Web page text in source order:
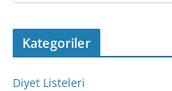
Kategoriler
Diyet Listeleri